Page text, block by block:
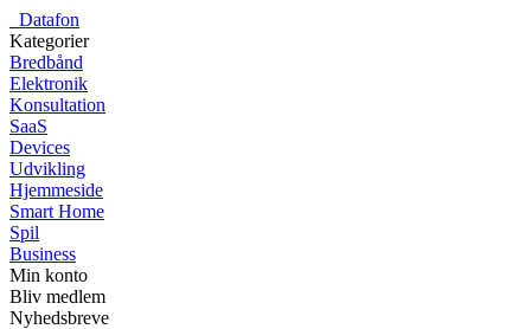
Datafon
Kategorier
Bredbånd
Elektronik
Konsultation
SaaS
Devices
Udvikling
Hjemmeside
Smart Home
Spil
Business
Min konto
Bliv medlem
Nyhedsbreve